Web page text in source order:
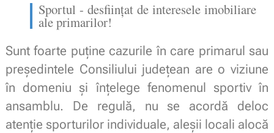
Sportul - desființat de interesele imobiliare
ale primarilor!
Sunt foarte puține cazurile în care primarul sau
președintele Consiliului județean are o viziune
în domeniu și înțelege fenomenul sportiv în
ansamblu. De regulă, nu se acordă deloc
atenție sporturilor individuale, aleșii locali alocă